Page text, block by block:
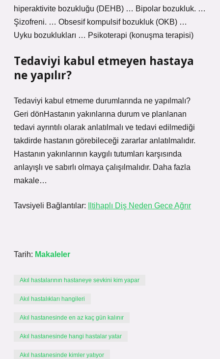
hiperaktivite bozukluğu (DEHB) … Bipolar bozukluk. …
Şizofreni. … Obsesif kompulsif bozukluk (OKB) …
Uyku bozuklukları … Psikoterapi (konuşma terapisi)
Tedaviyi kabul etmeyen hastaya
ne yapılır?
Tedaviyi kabul etmeme durumlarında ne yapılmalı?
Geri dönHastanın yakınlarına durum ve planlanan
tedavi ayrıntılı olarak anlatılmalı ve tedavi edilmediği
takdirde hastanın görebileceği zararlar anlatılmalıdır.
Hastanın yakınlarının kaygılı tutumları karşısında
anlayışlı ve sabırlı olmaya çalışılmalıdır. Daha fazla
makale…
Tavsiyeli Bağlantılar: Iltihaplı Diş Neden Gece Ağrır
Tarih: Makaleler
Akıl hastalarının hastaneye sevkini kim yapar
Akıl hastalıkları hangileri
Akıl hastanesinde en az kaç gün kalınır
Akıl hastanesinde hangi hastalar yatar
Akıl hastanesinde kimler yatıyor